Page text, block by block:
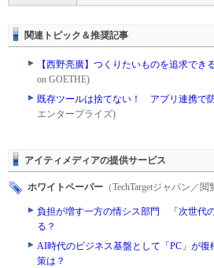
関連トピック＆推奨記事
【西野亮廣】つくりたいものを追求でき
on GOETHE)
既存ツールは捨てない！ アプリ連携で
エンタープライズ)
アイティメディアの提供サービス
ホワイトペーパー （TechTargetジャパン／閲
負担が増す一方の情シス部門 「次世代
る？
AI時代のビジネス基盤として「PC」が
策は？